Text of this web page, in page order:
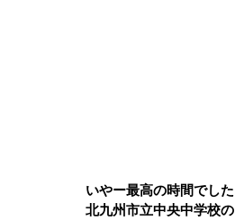
いやー最高の時間でした
北九州市立中央中学校の